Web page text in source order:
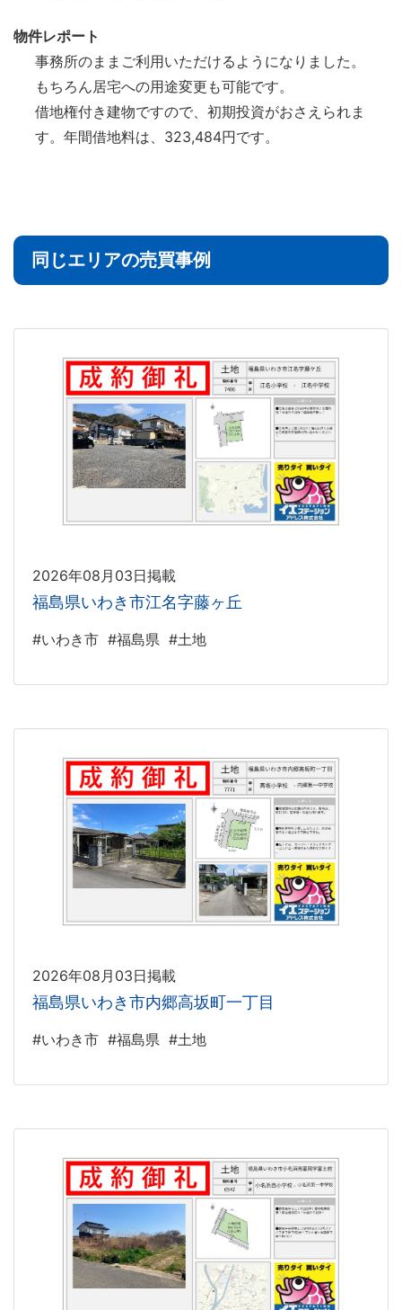
物件レポート
事務所のままご利用いただけるようになりました。
もちろん居宅への用途変更も可能です。
借地権付き建物ですので、初期投資がおさえられま
す。年間借地料は、323,484円です。
同じエリアの売買事例
2026年08月03日掲載
福島県いわき市江名字藤ヶ丘
#いわき市 #福島県 #土地
2026年08月03日掲載
福島県いわき市内郷高坂町一丁目
#いわき市 #福島県 #土地